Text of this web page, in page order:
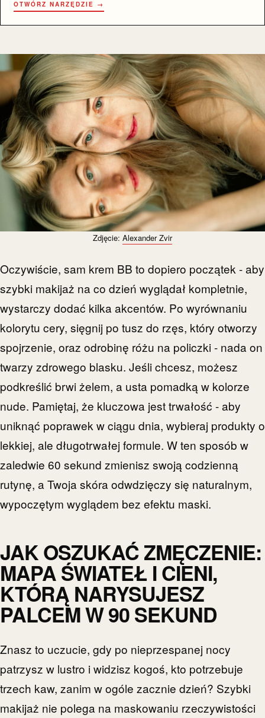
OTWÓRZ NARZĘDZIE →
Zdjęcie: Alexander Zvir
Oczywiście, sam krem BB to dopiero początek - aby
szybki makijaż na co dzień wyglądał kompletnie,
wystarczy dodać kilka akcentów. Po wyrównaniu
kolorytu cery, sięgnij po tusz do rzęs, który otworzy
spojrzenie, oraz odrobinę różu na policzki - nada on
twarzy zdrowego blasku. Jeśli chcesz, możesz
podkreślić brwi żelem, a usta pomadką w kolorze
nude. Pamiętaj, że kluczowa jest trwałość - aby
uniknąć poprawek w ciągu dnia, wybieraj produkty o
lekkiej, ale długotrwałej formule. W ten sposób w
zaledwie 60 sekund zmienisz swoją codzienną
rutynę, a Twoja skóra odwdzięczy się naturalnym,
wypoczętym wyglądem bez efektu maski.
JAK OSZUKAĆ ZMĘCZENIE:
MAPA ŚWIATEŁ I CIENI,
KTÓRĄ NARYSUJESZ
PALCEM W 90 SEKUND
Znasz to uczucie, gdy po nieprzespanej nocy
patrzysz w lustro i widzisz kogoś, kto potrzebuje
trzech kaw, zanim w ogóle zacznie dzień? Szybki
makijaż nie polega na maskowaniu rzeczywistości